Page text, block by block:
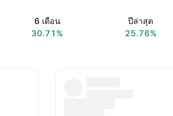
6 เดือน
30.71%
ปีล่าสุด
25.76%